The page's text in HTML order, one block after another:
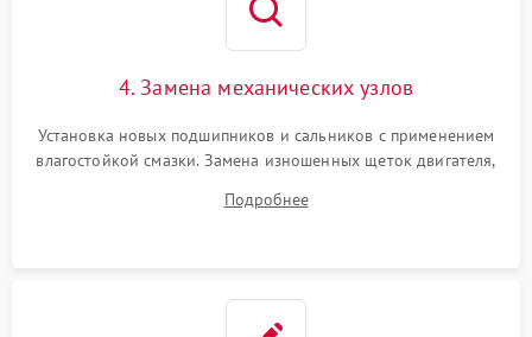
4. Замена механических узлов
Установка новых подшипников и сальников с применением
влагостойкой смазки. Замена изношенных щеток двигателя,
или поврежденной резиновой манжеты.
Подробнее